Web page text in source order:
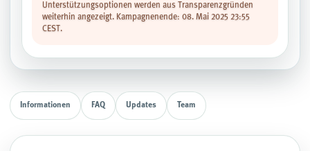
Unterstützungsoptionen werden aus Transparenzgründen
weiterhin angezeigt. Kampagnenende: 08. Mai 2025 23:55
CEST.
Informationen FAQ Updates Team